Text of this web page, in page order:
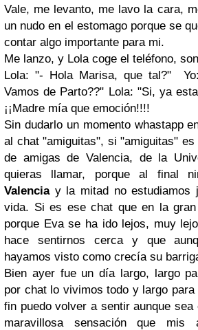
Vale, me levanto, me lavo la cara,
un nudo en el estomago porque se
contar algo importante para mi.
Me lanzo, y Lola coge el teléfono,
Lola: "- Hola Marisa, que tal?"
Vamos de Parto??" Lola: "Si, ya
¡¡Madre mía que emoción!!!!
Sin dudarlo un momento whastapp
al chat "amiguitas", si "amiguitas"
de amigas de Valencia, de la
quieras llamar, porque al final
Valenciay la mitad no estudiamos
vida. Si es ese chat que en la
porque Eva se ha ido lejos, muy
hace sentirnos cerca y que
hayamos visto como crecía su
Bien ayer fue un día largo, largo
por chat lo vivimos todo y largo
fin puedo volver a sentir aunque
maravillosa sensación que mis